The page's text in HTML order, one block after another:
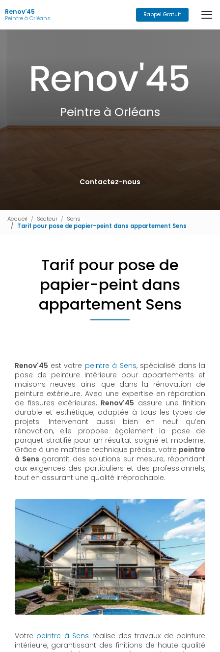
au
contenu
principal
Renov'45
Peintre à Orléans Rappel Gratuit
Peintre à Orléans
Contactez-nous
Accueil Secteur
Sens
Tarif pour pose de papier-peint dans appartement Sens
Tarif pour pose de
papier-peint dans
appartement Sens
Renov'45 est votre peintre à Sens, spécialisé dans la
pose de peinture intérieure pour appartements et
maisons neuves ainsi que dans la rénovation de
peinture extérieure. Avec une expertise en réparation
de fissures extérieures, Renov'45 assure une finition
durable et esthétique, adaptée à tous les types de
projets. Intervenant aussi bien en neuf qu’en
rénovation, elle propose également la pose de
parquet stratifié pour un résultat soigné et moderne.
Grâce à une maîtrise technique précise, votre peintre
à Sens garantit des solutions sur mesure, répondant
aux exigences des particuliers et des professionnels,
tout en assurant une qualité irréprochable.
Votre peintre à Sens réalise des travaux de peinture
intérieure, garantissant des finitions de haute qualité